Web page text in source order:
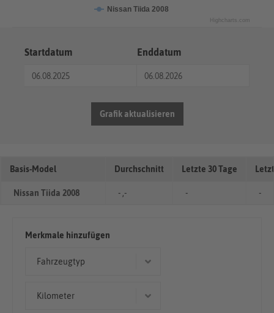
Nissan Tiida 2008
Highcharts.com
Startdatum Enddatum
Grafik aktualisieren
Basis-Model Durchschnitt Letzte 30 Tage
Nissan Tiida 2008 - ,- - -
Merkmale hinzufügen
Fahrzeugtyp
Kilometer